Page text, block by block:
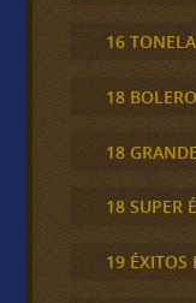
16
18
18
18 SUPER
19 ÉXITOS